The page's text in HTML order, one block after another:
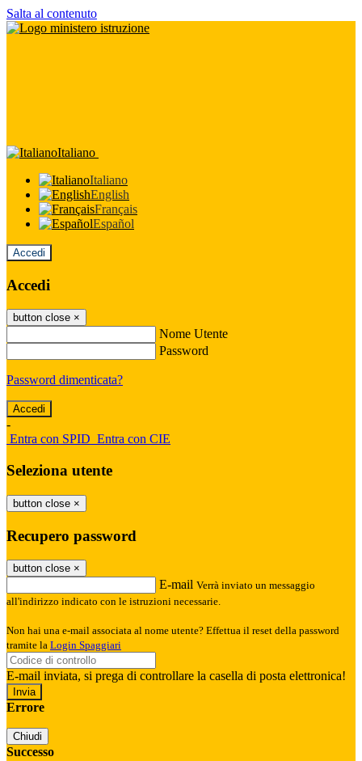
Salta al contenuto
Italiano
Italiano
English
Français
Español
Accedi
Accedi
button close ×
Nome Utente
Password
Password dimenticata?
-
Entra con SPID Entra con CIE
Seleziona utente
button close ×
Recupero password
button close ×
E-mail Verrà inviato un messaggio
all'indirizzo indicato con le istruzioni necessarie.
Non hai una e-mail associata al nome utente? Effettua il reset della password
tramite la Login Spaggiari
E-mail inviata, si prega di controllare la casella di posta elettronica!
Errore
Chiudi
Successo